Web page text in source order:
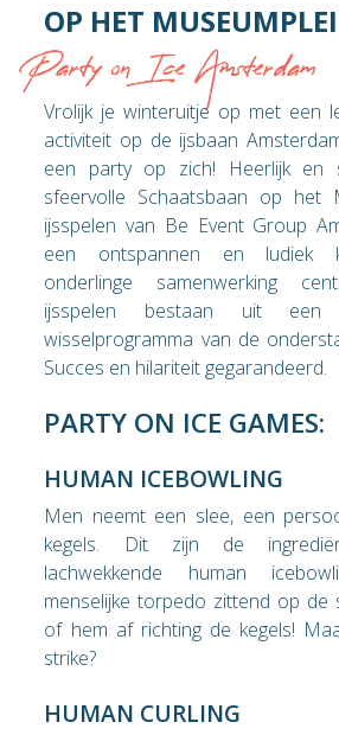
OP HET
Party on Ice Amsterdam
Vrolijk je winteruitje op met een
activiteit op de ijsbaan
een party op zich! Heerlijk en
sfeervolle Schaatsbaan op het
ijsspelen van Be Event Group
een ontspannen en ludiek
onderlinge samenwerking
ijsspelen bestaan uit een
wisselprogramma van de
Succes en hilariteit gegarandeerd.
PARTY ON ICE GAMES:
HUMAN ICEBOWLING
Men neemt een slee, een
kegels. Dit zijn de
lachwekkende human
menselijke torpedo zittend op de
of hem af richting de kegels!
strike?
HUMAN CURLING